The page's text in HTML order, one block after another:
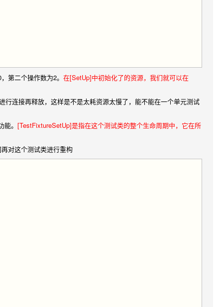
第二个操作数为2。 在[SetUp]中初始化了的资源，我们就可以在
连接再释放，这样是不是太耗资源太慢了，能不能在一个单元测试
。 [TestFixtureSetUp]是指在这个测试类的整个生命周期中，它在所
对这个测试类进行重构